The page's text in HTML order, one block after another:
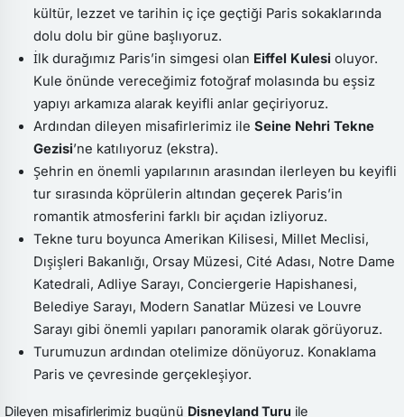
kültür, lezzet ve tarihin iç içe geçtiği Paris sokaklarında
dolu dolu bir güne başlıyoruz.
İlk durağımız Paris’in simgesi olan Eiffel Kulesi oluyor.
Kule önünde vereceğimiz fotoğraf molasında bu eşsiz
yapıyı arkamıza alarak keyifli anlar geçiriyoruz.
Ardından dileyen misafirlerimiz ile Seine Nehri Tekne
Gezisi’ne katılıyoruz (ekstra).
Şehrin en önemli yapılarının arasından ilerleyen bu keyifli
tur sırasında köprülerin altından geçerek Paris’in
romantik atmosferini farklı bir açıdan izliyoruz.
Tekne turu boyunca Amerikan Kilisesi, Millet Meclisi,
Dışişleri Bakanlığı, Orsay Müzesi, Cité Adası, Notre Dame
Katedrali, Adliye Sarayı, Conciergerie Hapishanesi,
Belediye Sarayı, Modern Sanatlar Müzesi ve Louvre
Sarayı gibi önemli yapıları panoramik olarak görüyoruz.
Turumuzun ardından otelimize dönüyoruz. Konaklama
Paris ve çevresinde gerçekleşiyor.
Dileyen misafirlerimiz bugünü Disneyland Turu ile